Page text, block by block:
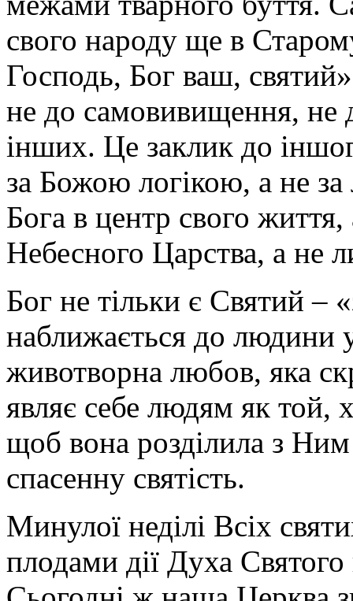
свого народу ще в
Господь, Бог ваш,
не до самовивищення, не
інших. Це заклик до
за Божою логікою, а не за
Бога в центр свого
Небесного Царства, а не
Бог не тільки є Святий –
наближається до людини
животворна любов, яка
являє себе людям як той,
щоб вона розділила з
спасенну святість.
Минулої неділі Всіх
плодами дії Духа Святого